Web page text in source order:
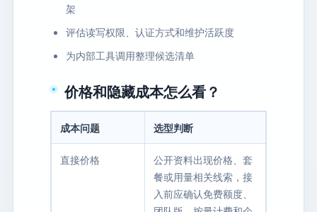
架
评估读写权限、认证方式和维护活跃度
为内部工具调用整理候选清单
价格和隐藏成本怎么看？
成本问题 选型判断
直接价格
公开资料出现价格、套
餐或用量相关线索，接
入前应确认免费额度、